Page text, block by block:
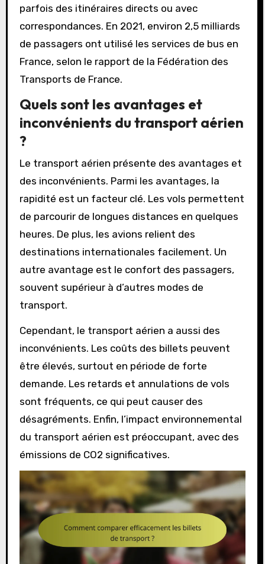
parfois des itinéraires directs ou avec
correspondances. En 2021, environ 2,5 milliards
de passagers ont utilisé les services de bus en
France, selon le rapport de la Fédération des
Transports de France.
Quels sont les avantages et
inconvénients du transport aérien
?
Le transport aérien présente des avantages et
des inconvénients. Parmi les avantages, la
rapidité est un facteur clé. Les vols permettent
de parcourir de longues distances en quelques
heures. De plus, les avions relient des
destinations internationales facilement. Un
autre avantage est le confort des passagers,
souvent supérieur à d’autres modes de
transport.
Cependant, le transport aérien a aussi des
inconvénients. Les coûts des billets peuvent
être élevés, surtout en période de forte
demande. Les retards et annulations de vols
sont fréquents, ce qui peut causer des
désagréments. Enfin, l’impact environnemental
du transport aérien est préoccupant, avec des
émissions de CO2 significatives.